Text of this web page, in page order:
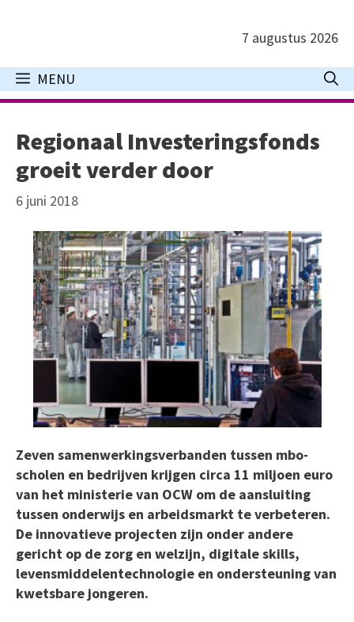
inhoud
7 augustus 2026
MENU
Regionaal Investeringsfonds
groeit verder door
6 juni 2018
Zeven samenwerkingsverbanden tussen mbo-
scholen en bedrijven krijgen circa 11 miljoen euro
van het ministerie van OCW om de aansluiting
tussen onderwijs en arbeidsmarkt te verbeteren.
De innovatieve projecten zijn onder andere
gericht op de zorg en welzijn, digitale skills,
levensmiddelentechnologie en ondersteuning van
kwetsbare jongeren.